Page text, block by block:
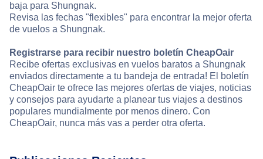
baja para Shungnak.
Revisa las fechas "flexibles" para encontrar la mejor oferta
de vuelos a Shungnak.
Registrarse para recibir nuestro boletín CheapOair
Recibe ofertas exclusivas en vuelos baratos a Shungnak
enviados directamente a tu bandeja de entrada! El boletín
CheapOair te ofrece las mejores ofertas de viajes, noticias
y consejos para ayudarte a planear tus viajes a destinos
populares mundialmente por menos dinero. Con
CheapOair, nunca más vas a perder otra oferta.